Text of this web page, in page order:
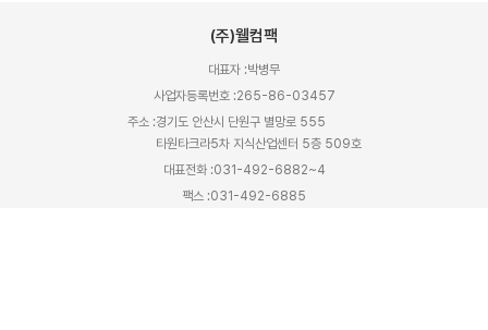
(주)웰컴팩
대표자 :박병무
사업자등록번호 :265-86-03457
주소 :경기도 안산시 단원구 별망로 555
타원타크라5차 지식산업센터 5층 509호
대표전화 :031-492-6882~4
팩스 :031-492-6885